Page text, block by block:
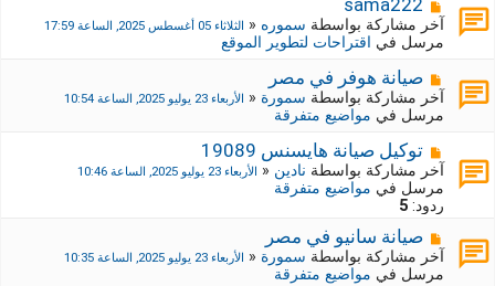
د
ة
ة
ج
د
ي
د
ة
ش
ر
ك
ة
ج
د
ي
د
ة
sama222
آخر مشاركة بواسطة سموره« الثلاثاء 05 أغسطس 2025, الساعة 17:59
مرسل في اقتراحات لتطوير الموقع
م
ش
ر
ك
ة
ج
د
ي
د
ة
صيانة هوفر في مصر
آخر مشاركة بواسطة سمورة« الأربعاء 23 يوليو 2025, الساعة 10:54
مرسل في مواضيع متفرقة
م
ش
ر
ك
ة
ج
د
توكيل صيانة هايسنس 19089
آخر مشاركة بواسطة نادين« الأربعاء 23 يوليو 2025, الساعة 10:46
مرسل في مواضيع متفرقة
ردود: 5
م
ش
صيانة سانيو في مصر
آخر مشاركة بواسطة سمورة« الأربعاء 23 يوليو 2025, الساعة 10:35
مرسل في مواضيع متفرقة